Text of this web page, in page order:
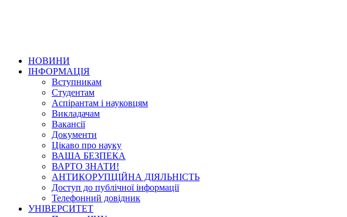
НОВИНИ
ІНФОРМАЦІЯ
Вступникам
Студентам
Аспірантам і науковцям
Викладачам
Вакансії
Документи
Цікаво про науку
ВАША БЕЗПЕКА
ВАРТО ЗНАТИ!
АНТИКОРУПЦІЙНА ДІЯЛЬНІСТЬ
Доступ до публічної інформації
Телефонний довідник
УНІВЕРСИТЕТ